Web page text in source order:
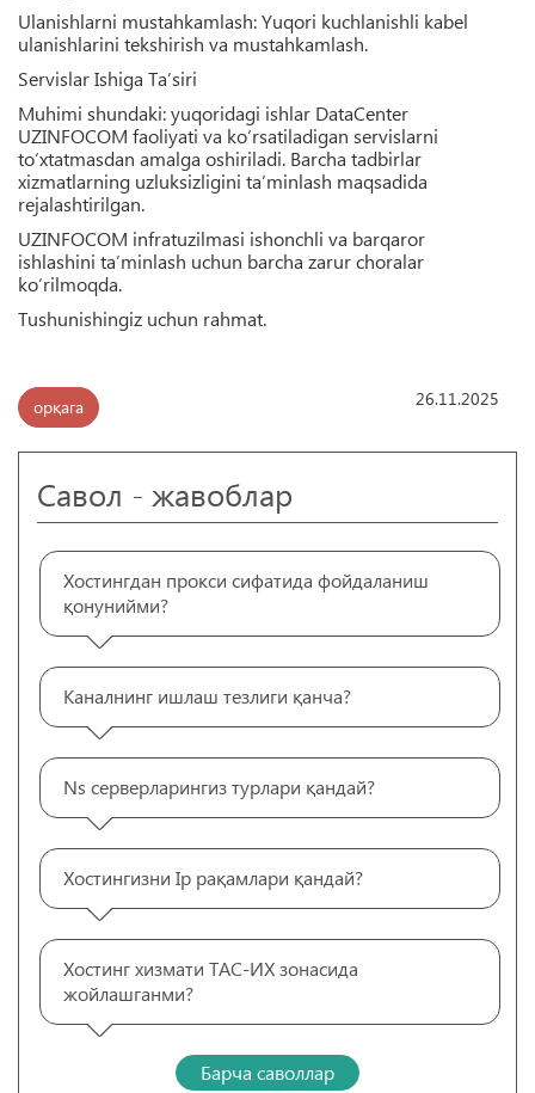
Ulanishlarni mustahkamlash:Yuqori kuchlanishli kabel
ulanishlarini tekshirish va mustahkamlash.
Servislar Ishiga Ta’siri
Muhimi shundaki:yuqoridagi ishlar DataCenter
UZINFOCOM faoliyati va ko‘rsatiladigan servislarni
to‘xtatmasdan amalga oshiriladi. Barcha tadbirlar
xizmatlarning uzluksizligini ta’minlash maqsadida
rejalashtirilgan.
UZINFOCOM infratuzilmasi ishonchli va barqaror
ishlashini ta’minlash uchun barcha zarur choralar
ko‘rilmoqda.
Tushunishingiz uchun rahmat.
орқага 26.11.2025
Савол - жавоблар
Хостингдан прокси сифатида фойдаланиш
қонунийми?
Каналнинг ишлаш тезлиги қанча?
Ns серверларингиз турлари қандай?
Хостингизни Ip рақамлари қандай?
Хостинг хизмати ТАС-ИХ зонасида
жойлашганми?
Барча саволлар